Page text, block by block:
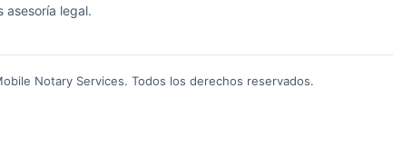
asesoría legal.
Notary Services. Todos los derechos reservados.